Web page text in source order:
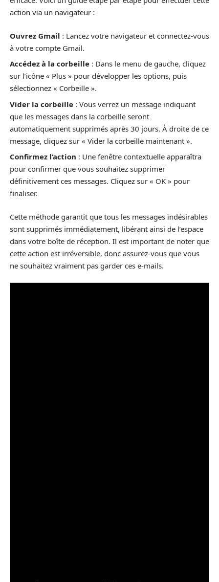
action via un navigateur :
Ouvrez Gmail : Lancez votre navigateur et connectez-vous
à votre compte Gmail.
Accédez à la corbeille : Dans le menu de gauche, cliquez
sur l’icône « Plus » pour développer les options, puis
sélectionnez « Corbeille ».
Vider la corbeille : Vous verrez un message indiquant
que les messages dans la corbeille seront
automatiquement supprimés après 30 jours. À droite de ce
message, cliquez sur « Vider la corbeille maintenant ».
Confirmez l’action : Une fenêtre contextuelle apparaîtra
pour confirmer que vous souhaitez supprimer
définitivement ces messages. Cliquez sur « OK » pour
finaliser.
Cette méthode garantit que tous les messages indésirables
sont supprimés immédiatement, libérant ainsi de l’espace
dans votre boîte de réception. Il est important de noter que
cette action est irréversible, donc assurez-vous que vous
ne souhaitez vraiment pas garder ces e-mails.